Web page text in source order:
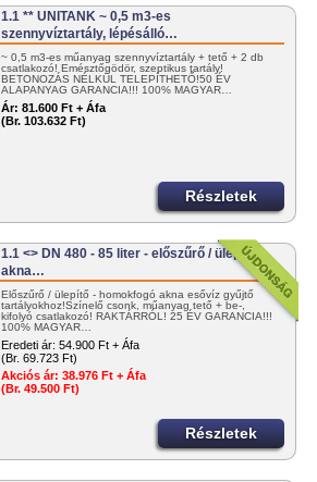
1.1 ** UNITANK ~ 0,5 m3-es
szennyvíztartály, lépésálló…
~ 0,5 m3-es műanyag szennyvíztartály + tető + 2 db
csatlakozó! Emésztőgödör, szeptikus tartály!
BETONOZÁS NÉLKÜL TELEPÍTHETŐ!50 ÉV
ALAPANYAG GARANCIA!!! 100% MAGYAR…
Ár: 81.600 Ft + Áfa
(Br. 103.632 Ft)
Részletek
1.1 <> DN 480 - 85 liter - előszűrő / ülepítő
akna…
Előszűrő / ülepítő - homokfogó akna esővíz gyűjtő
tartályokhoz!Színelő csonk, műanyag tető + be-,
kifolyó csatlakozó! RAKTÁRRÓL! 25 ÉV GARANCIA!!!
100% MAGYAR…
Eredeti ár: 54.900 Ft + Áfa
(Br. 69.723 Ft)
Akciós ár: 38.976 Ft + Áfa
(Br. 49.500 Ft)
Részletek